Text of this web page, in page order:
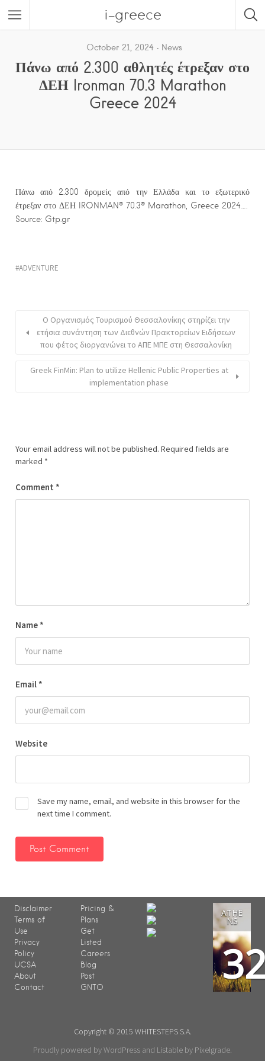
i-greece
October 21, 2024 News
Πάνω από 2.300 αθλητές έτρεξαν στο
ΔΕΗ Ironman 70.3 Marathon
Greece 2024
Πάνω από 2.300 δρομείς από την Ελλάδα και το εξωτερικό
έτρεξαν στο ΔΕΗ IRONMAN® 70.3® Marathon, Greece 2024….
Source: Gtp.gr
ADVENTURE
Ο Οργανισμός Τουρισμού Θεσσαλονίκης στηρίζει την
ετήσια συνάντηση των Διεθνών Πρακτορείων Ειδήσεων
που φέτος διοργανώνει το ΑΠΕ ΜΠΕ στη Θεσσαλονίκη
Greek FinMin: Plan to utilize Hellenic Public Properties at
implementation phase
Your email address will not be published. Required fields are
marked *
Comment *
Name *
Email *
Website
Save my name, email, and website in this browser for the
next time I comment.
Disclaimer
Terms of
Use
Privacy
Policy
UCSA
About
Contact
Pricing &
Plans
Get
Listed
Careers
Blog
Post
GNTO
ATHE
NS
Copyright © 2015 WHITESTEPS S.A.
Proudly powered by WordPress and Listable by Pixelgrade.